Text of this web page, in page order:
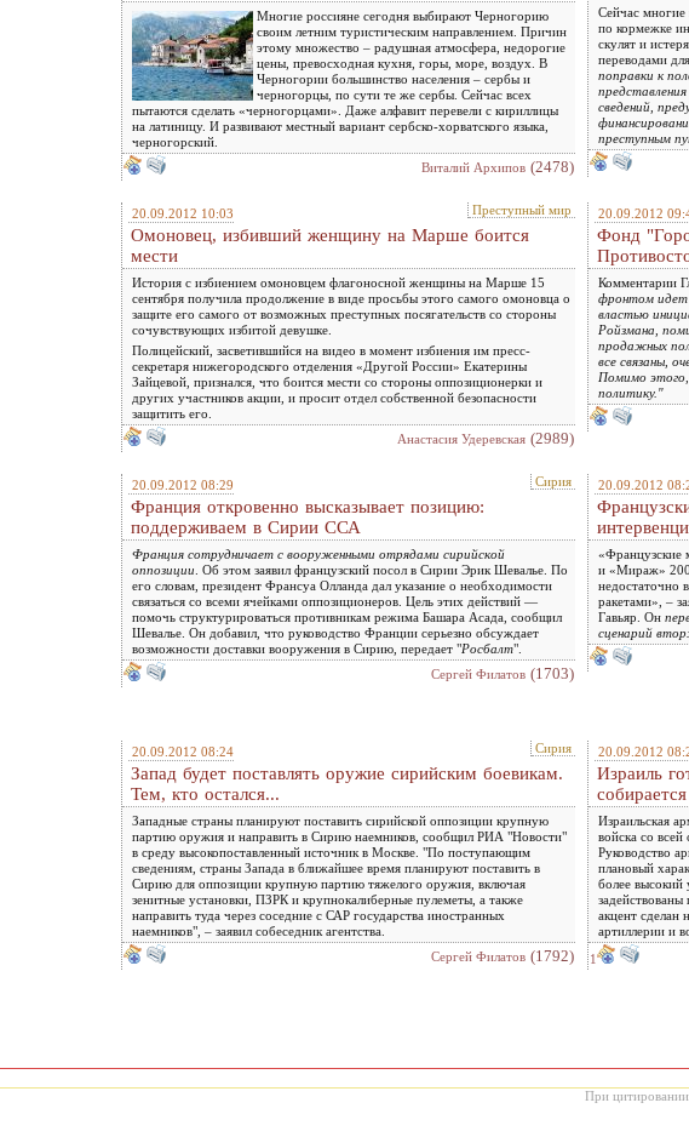
Многие россияне сегодня выбирают Черногорию
своим летним туристическим направлением. Причин
этому множество – радушная атмосфера, недорогие
цены, превосходная кухня, горы, море, воздух. В
Черногории большинство населения – сербы и
черногорцы, по сути те же сербы. Сейчас всех
пытаются сделать «черногорцами». Даже алфавит перевели с кириллицы
на латиницу. И развивают местный вариант сербско-хорватского языка,
черногорский.
Виталий Архипов (2478)
Сейчас многие
по кормежке
скулят и
переводами
поправки к
сведений,
преступным
20.09.2012 10:03 Преступный мир
Омоновец, избивший женщину на Марше боится
мести
История с избиением омоновцем флагоносной женщины на Марше 15
сентября получила продолжение в виде просьбы этого самого омоновца о
защите его самого от возможных преступных посягательств со стороны
сочувствующих избитой девушке.
Полицейский, засветившийся на видео в момент избиения им пресс-
секретаря нижегородского отделения «Другой России» Екатерины
Зайцевой, признался, что боится мести со стороны оппозиционерки и
других участников акции, и просит отдел собственной безопасности
защитить его.
Анастасия Удеревская (2989)
20.09.2012
Фонд
Комментарии
фронтом идет
властью
Ройзмана,
продажных
все связаны,
Помимо этого,
политику."
20.09.2012 08:29 Сирия
Франция откровенно высказывает позицию:
поддерживаем в Сирии ССА
Франция сотрудничает с вооруженными отрядами сирийской
оппозиции . Об этом заявил французский посол в Сирии Эрик Шевалье. По
его словам, президент Франсуа Олланда дал указание о необходимости
связаться со всеми ячейками оппозиционеров. Цель этих действий —
помочь структурироваться противникам режима Башара Асада, сообщил
Шевалье. Он добавил, что руководство Франции серьезно обсуждает
возможности доставки вооружения в Сирию, передает "Росбалт".
Сергей Филатов (1703)
20.09.2012
«Французские
и «Мираж»
недостаточно
ракетами», –
Гавьяр. Он
сценарий
20.09.2012 08:24 Сирия
Запад будет поставлять оружие сирийским боевикам.
Тем, кто остался...
Западные страны планируют поставить сирийской оппозиции крупную
партию оружия и направить в Сирию наемников, сообщил РИА "Новости"
в среду высокопоставленный источник в Москве. "По поступающим
сведениям, страны Запада в ближайшее время планируют поставить в
Сирию для оппозиции крупную партию тяжелого оружия, включая
зенитные установки, ПЗРК и крупнокалиберные пулеметы, а также
направить туда через соседние с САР государства иностранных
наемников", – заявил собеседник агентства.
Сергей Филатов (1792)
20.09.2012
Израиль
Израильская
войска со
Руководство
плановый
более высокий
акцент сделан
артиллерии и
1
При цитировании